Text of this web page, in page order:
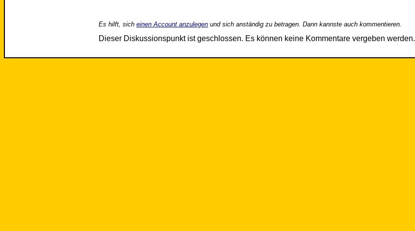
Es hilft, sicheinen Account anzulegen und sich anständig zu betragen. Dann kannste auch kommentieren.
Dieser Diskussionspunkt ist geschlossen. Es können keine Kommentare vergeben werden.